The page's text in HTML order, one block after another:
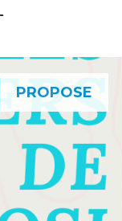
PROPOSE